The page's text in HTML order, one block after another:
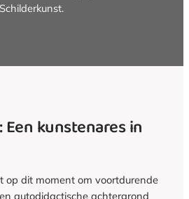
kunstenares in
op dit moment om voortdurende
autodidactische achtergrond